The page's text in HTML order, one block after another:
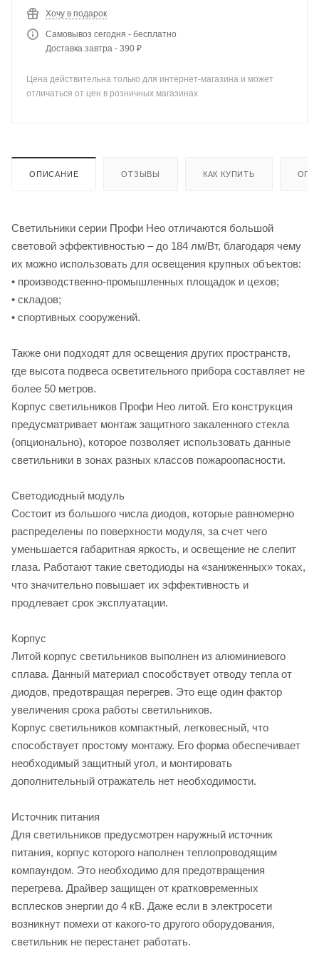
Хочу в подарок
Самовывоз сегодня - бесплатно
Доставка завтра - 390 ₽
Цена действительна только для интернет-магазина и может
отличаться от цен в розничных магазинах
ОПИСАНИЕ ОТЗЫВЫ КАК КУПИТЬ
Светильники серии Профи Нео отличаются большой
световой эффективностью – до 184 лм/Вт, благодаря чему
их можно использовать для освещения крупных объектов:
• производственно-промышленных площадок и цехов;
• складов;
• спортивных сооружений.
Также они подходят для освещения других пространств,
где высота подвеса осветительного прибора составляет не
более 50 метров.
Корпус светильников Профи Нео литой. Его конструкция
предусматривает монтаж защитного закаленного стекла
(опционально), которое позволяет использовать данные
светильники в зонах разных классов пожароопасности.
Светодиодный модуль
Состоит из большого числа диодов, которые равномерно
распределены по поверхности модуля, за счет чего
уменьшается габаритная яркость, и освещение не слепит
глаза. Работают такие светодиоды на «заниженных» токах,
что значительно повышает их эффективность и
продлевает срок эксплуатации.
Корпус
Литой корпус светильников выполнен из алюминиевого
сплава. Данный материал способствует отводу тепла от
диодов, предотвращая перегрев. Это еще один фактор
увеличения срока работы светильников.
Корпус светильников компактный, легковесный, что
способствует простому монтажу. Его форма обеспечивает
необходимый защитный угол, и монтировать
дополнительный отражатель нет необходимости.
Источник питания
Для светильников предусмотрен наружный источник
питания, корпус которого наполнен теплопроводящим
компаундом. Это необходимо для предотвращения
перегрева. Драйвер защищен от кратковременных
всплесков энергии до 4 кВ. Даже если в электросети
возникнут помехи от какого-то другого оборудования,
светильник не перестанет работать.